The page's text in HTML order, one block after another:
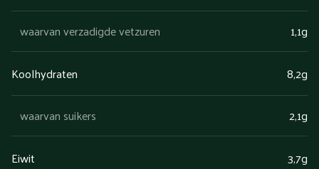
waarvan verzadigde vetzuren 1,1g
Koolhydraten 8,2g
waarvan suikers 2,1g
Eiwit 3,7g